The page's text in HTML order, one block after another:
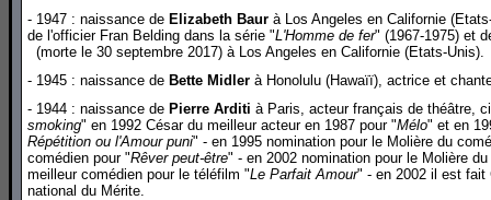
- 1947 : naissance de Elizabeth Baur à Los Angeles en Californie
de l'officier Fran Belding dans la série "L'Homme de fer" (1967-1975) et
(morte le 30 septembre 2017) à Los Angeles en Californie (Etats-Unis).
- 1945 : naissance de Bette Midler à Honolulu (Hawaïï), actrice et
- 1944 : naissance de Pierre Arditi à Paris, acteur français de théâtre,
smoking" en 1992 César du meilleur acteur en 1987 pour "Mélo" et en
Répétition ou l'Amour puni" - en 1995 nomination pour le Molière du
comédien pour "Rêver peut-être" - en 2002 nomination pour le Molière
meilleur comédien pour le téléfilm "Le Parfait Amour" - en 2002 il est fait
national du Mérite.